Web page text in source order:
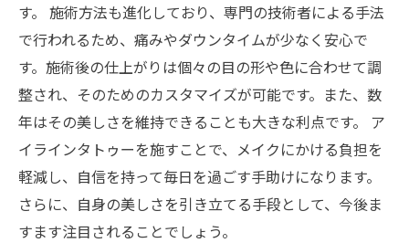
す。 施術方法も進化しており、専門の技術者による手法
で行われるため、痛みやダウンタイムが少なく安心で
す。施術後の仕上がりは個々の目の形や色に合わせて調
整され、そのためのカスタマイズが可能です。また、数
年はその美しさを維持できることも大きな利点です。 ア
イラインタトゥーを施すことで、メイクにかける負担を
軽減し、自信を持って毎日を過ごす手助けになります。
さらに、自身の美しさを引き立てる手段として、今後ま
すます注目されることでしょう。